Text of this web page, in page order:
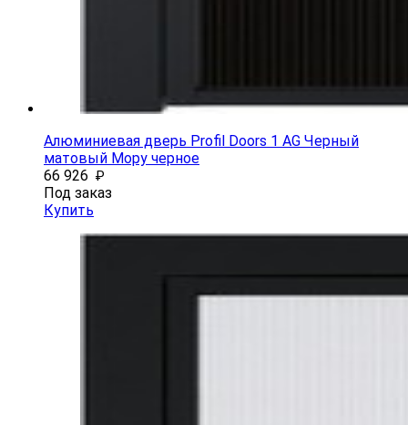
Алюминиевая дверь Profil Doors 1 AG Черный
матовый Мору черное
66 926 ₽
Под заказ
Купить